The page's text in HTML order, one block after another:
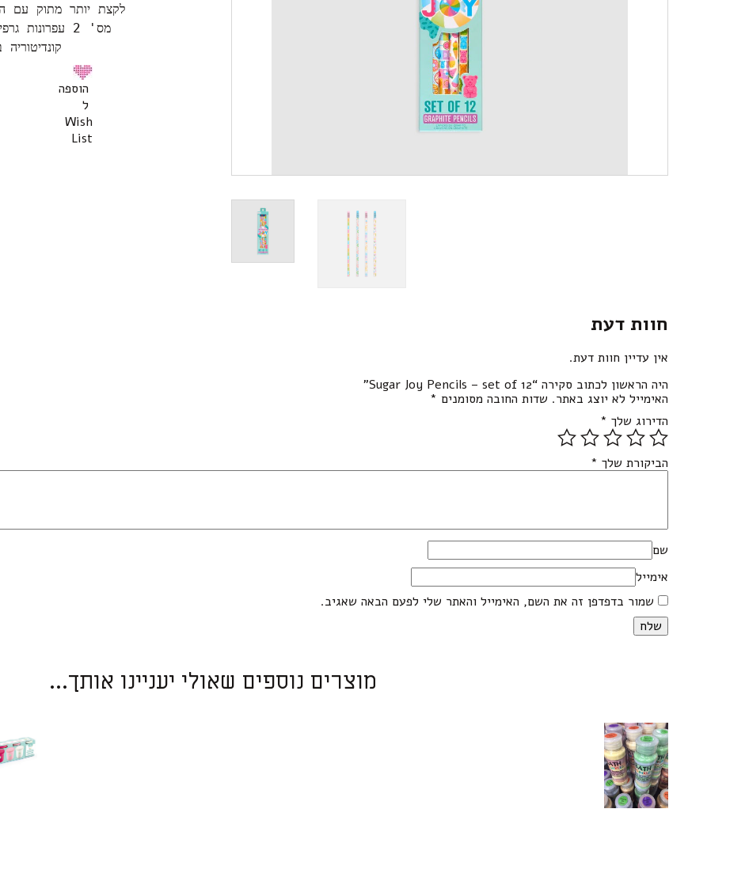
לקצת יותר מתוק עם
הוספה
ל
Wish
List
חוות דעת
אין עדיין חוות דעת.
היה הראשון לכתוב סקירה “Sugar Joy Pencils – set of 12”
האימייל לא יוצג באתר. שדות החובה מסומנים *
הדירוג שלך *
הביקורת שלך *
שם
אימייל
שמור בדפדפן זה את השם, האימייל והאתר שלי לפעם הבאה שאגיב.
מוצרים נוספים שאולי יעניינו אותך...